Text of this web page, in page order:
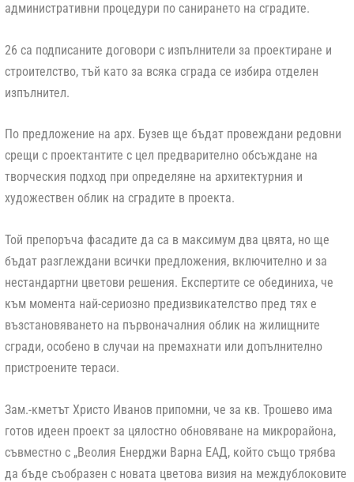
административни процедури по санирането на сградите.
26 са подписаните договори с изпълнители за проектиране и
строителство, тъй като за всяка сграда се избира отделен
изпълнител.
По предложение на арх. Бузев ще бъдат провеждани редовни
срещи с проектантите с цел предварително обсъждане на
творческия подход при определяне на архитектурния и
художествен облик на сградите в проекта.
Той препоръча фасадите да са в максимум два цвята, но ще
бъдат разглеждани всички предложения, включително и за
нестандартни цветови решения. Експертите се обединиха, че
към момента най-сериозно предизвикателство пред тях е
възстановяването на първоначалния облик на жилищните
сгради, особено в случаи на премахнати или допълнително
пристроените тераси.
Зам.-кметът Христо Иванов припомни, че за кв. Трошево има
готов идеен проект за цялостно обновяване на микрорайона,
съвместно с „Веолия Енерджи Варна ЕАД, който също трябва
да бъде съобразен с новата цветова визия на междублоковите